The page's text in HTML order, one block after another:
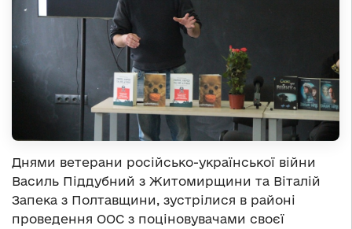
Днями ветерани російсько-української війни
Василь Піддубний з Житомирщини та Віталій
Запека з Полтавщини, зустрілися в районі
проведення ООС з поціновувачами своєї